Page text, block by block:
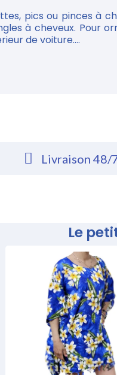
pics ou pinces à
à cheveux. Pour
de voiture....
Livraison 48/
Le